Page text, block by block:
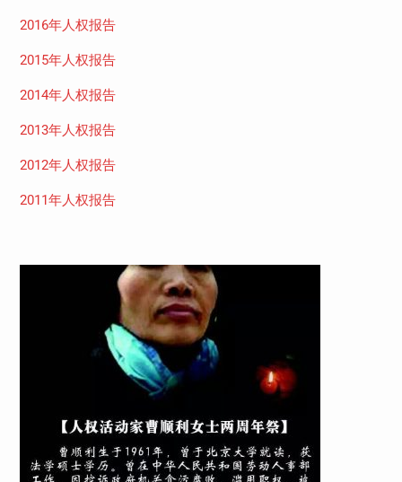
2016年人权报告
2015年人权报告
2014年人权报告
2013年人权报告
2012年人权报告
2011年人权报告